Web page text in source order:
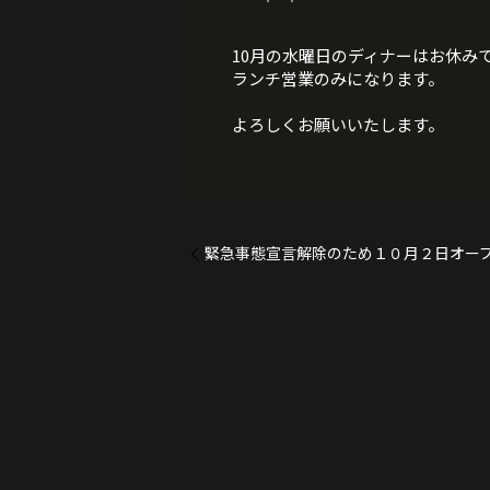
10月の水曜日のディナーはお休みで
ランチ営業のみになります。
よろしくお願いいたします。
緊急事態宣言解除のため１０月２日オー